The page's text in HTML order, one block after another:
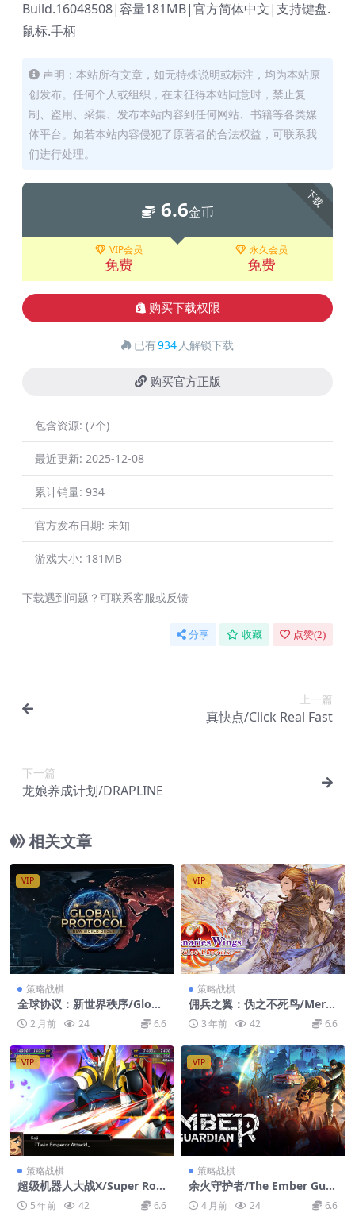
Build.16048508|容量181MB|官方简体中文|支持键盘.
鼠标.手柄
声明：本站所有文章，如无特殊说明或标注，均为本站原
创发布。任何个人或组织，在未征得本站同意时，禁止复
制、盗用、采集、发布本站内容到任何网站、书籍等各类媒
体平台。如若本站内容侵犯了原著者的合法权益，可联系我
们进行处理。
下载
6.6金币
VIP会员
免费
永久会员
免费
购买下载权限
已有934 人解锁下载
购买官方正版
包含资源: (7个)
最近更新: 2025-12-08
累计销量: 934
官方发布日期: 未知
游戏大小: 181MB
下载遇到问题？可联系客服或反馈
分享 收藏 点赞(2)
上一篇
真快点/Click Real Fast
下一篇
龙娘养成计划/DRAPLINE
相关文章
VIP
策略战棋
全球协议：新世界秩序/Globa
l Protocol: New World Ord
er 2 月前 24 6.6
VIP
策略战棋
佣兵之翼：伪之不死鸟/Merce
naries Wings: The False Ph
oenix
3 年前 42 6.6
VIP
策略战棋
超级机器人大战X/Super Rob
ot Wars X
5 年前 42 6.6
VIP
策略战棋
余火守护者/The Ember Guar
dian4 月前 24 6.6